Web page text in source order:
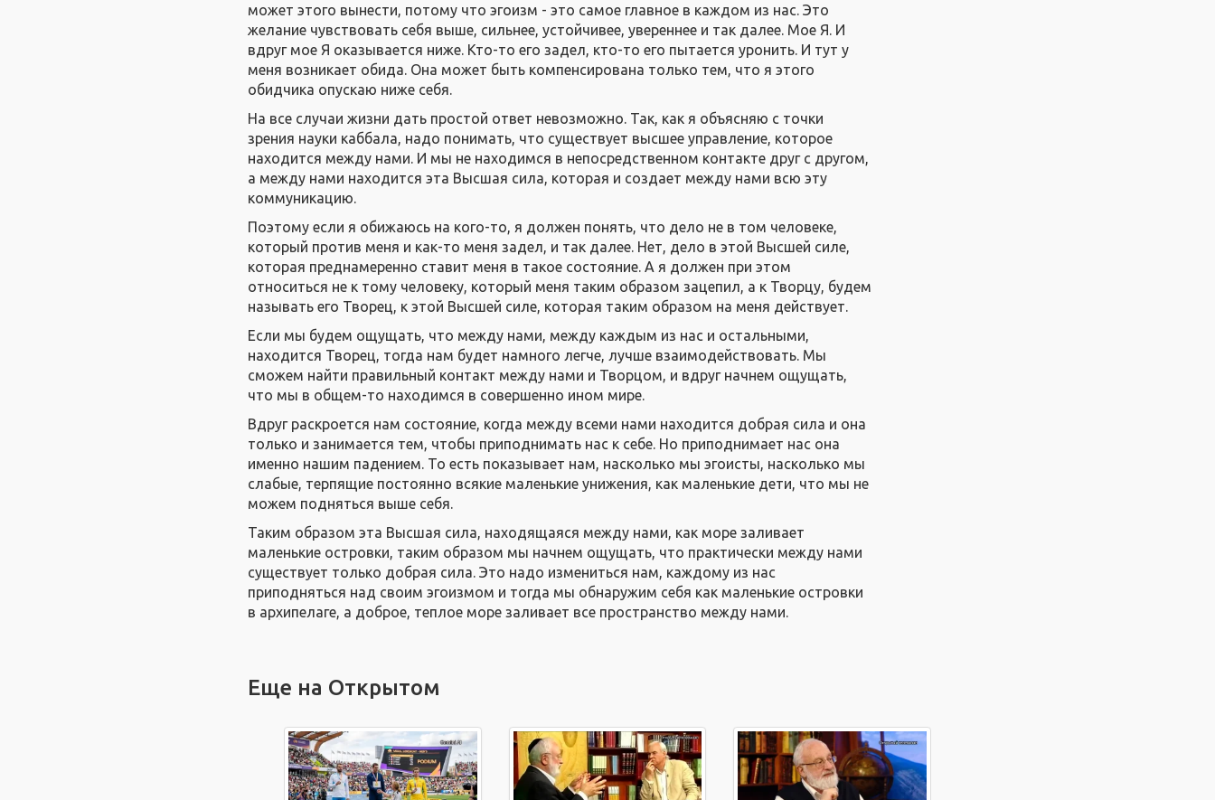
может этого вынести, потому что эгоизм - это самое главное в каждом из нас. Это
желание чувствовать себя выше, сильнее, устойчивее, увереннее и так далее. Мое Я. И
вдруг мое Я оказывается ниже. Кто-то его задел, кто-то его пытается уронить. И тут у
меня возникает обида. Она может быть компенсирована только тем, что я этого
обидчика опускаю ниже себя.
На все случаи жизни дать простой ответ невозможно. Так, как я объясняю с точки
зрения науки каббала, надо понимать, что существует высшее управление, которое
находится между нами. И мы не находимся в непосредственном контакте друг с другом,
а между нами находится эта Высшая сила, которая и создает между нами всю эту
коммуникацию.
Поэтому если я обижаюсь на кого-то, я должен понять, что дело не в том человеке,
который против меня и как-то меня задел, и так далее. Нет, дело в этой Высшей силе,
которая преднамеренно ставит меня в такое состояние. А я должен при этом
относиться не к тому человеку, который меня таким образом зацепил, а к Творцу, будем
называть его Творец, к этой Высшей силе, которая таким образом на меня действует.
Если мы будем ощущать, что между нами, между каждым из нас и остальными,
находится Творец, тогда нам будет намного легче, лучше взаимодействовать. Мы
сможем найти правильный контакт между нами и Творцом, и вдруг начнем ощущать,
что мы в общем-то находимся в совершенно ином мире.
Вдруг раскроется нам состояние, когда между всеми нами находится добрая сила и она
только и занимается тем, чтобы приподнимать нас к себе. Но приподнимает нас она
именно нашим падением. То есть показывает нам, насколько мы эгоисты, насколько мы
слабые, терпящие постоянно всякие маленькие унижения, как маленькие дети, что мы не
можем подняться выше себя.
Таким образом эта Высшая сила, находящаяся между нами, как море заливает
маленькие островки, таким образом мы начнем ощущать, что практически между нами
существует только добрая сила. Это надо измениться нам, каждому из нас
приподняться над своим эгоизмом и тогда мы обнаружим себя как маленькие островки
в архипелаге, а доброе, теплое море заливает все пространство между нами.
Еще на Открытом